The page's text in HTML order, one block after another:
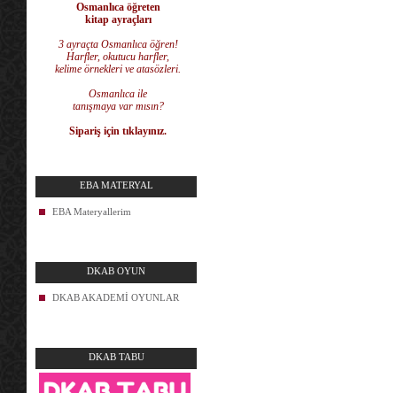
Osmanlıca öğreten
kitap ayraçları
3 ayraçta Osmanlıca öğren!
Harfler, okutucu harfler,
kelime örnekleri ve atasözleri.
Osmanlıca ile
tanışmaya var mısın?
Sipariş için tıklayınız.
EBA MATERYAL
EBA Materyallerim
DKAB OYUN
DKAB AKADEMİ OYUNLAR
DKAB TABU